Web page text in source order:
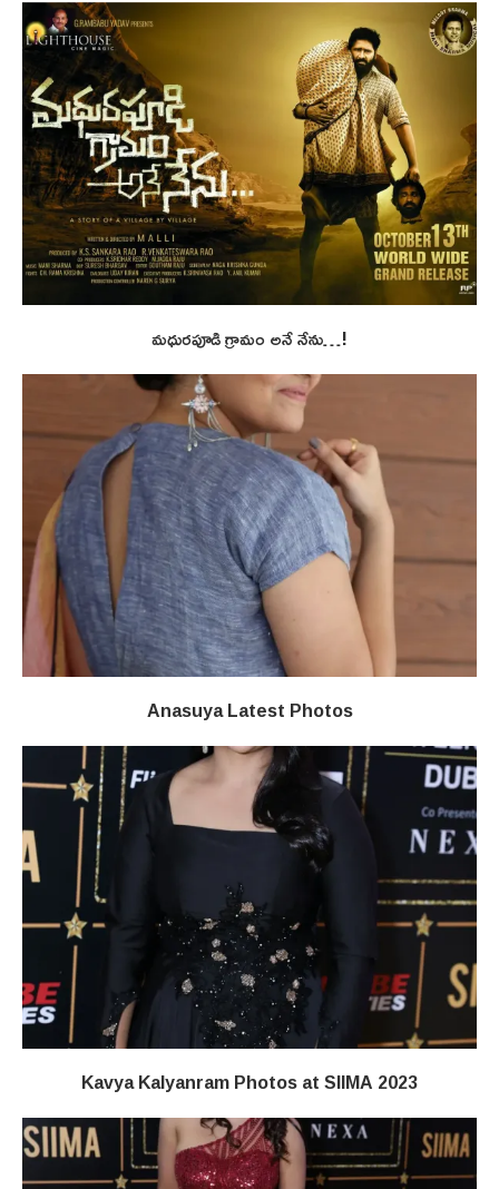
మధురపూడి గ్రామం అనే నేను…!
Anasuya Latest Photos
Kavya Kalyanram Photos at SIIMA 2023